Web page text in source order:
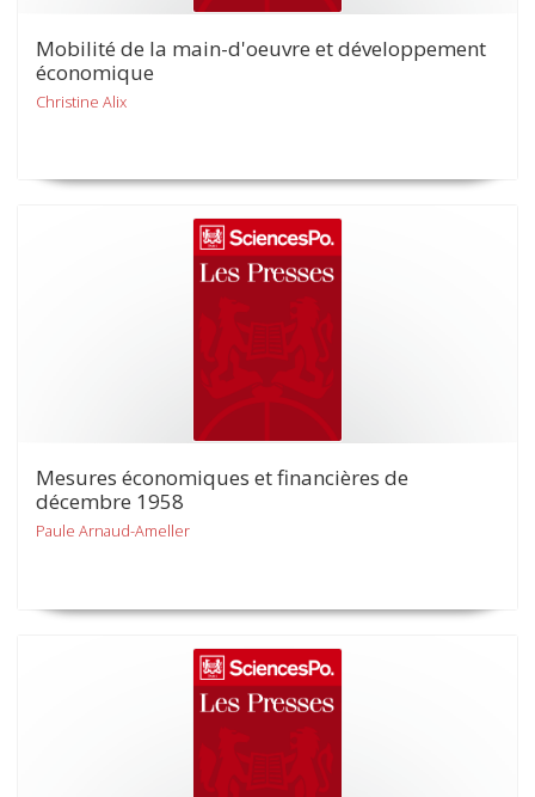
Mobilité de la main-d'oeuvre et développement
économique
Christine Alix
Mesures économiques et financières de
décembre 1958
Paule Arnaud-Ameller